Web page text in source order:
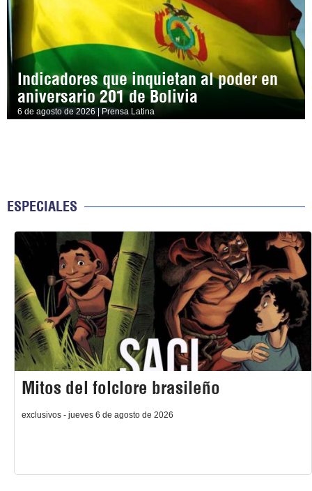
Indicadores que inquietan al poder en
aniversario 201 de Bolivia
6 de agosto de 2026 | Prensa Latina
ESPECIALES
Mitos del folclore brasileño
exclusivos - jueves 6 de agosto de 2026